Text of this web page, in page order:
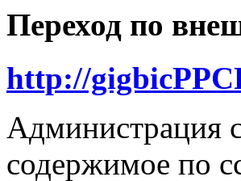
Переход по
http://
Администрация
содержимое по